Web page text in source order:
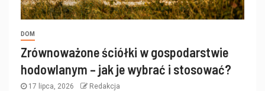
DOM
Zrównoważone ściółki w gospodarstwie
hodowlanym – jak je wybrać i stosować?
17 lipca, 2026 Redakcja